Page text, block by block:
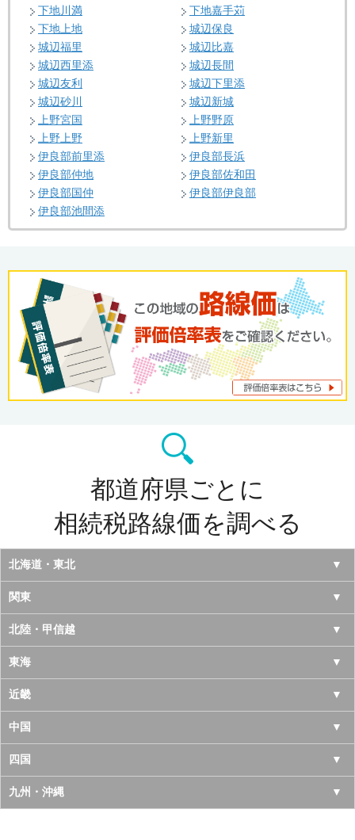
下地川満
下地嘉手苅
下地上地
城辺保良
城辺福里
城辺比嘉
城辺西里添
城辺長間
城辺友利
城辺下里添
城辺砂川
城辺新城
上野宮国
上野野原
上野上野
上野新里
伊良部前里添
伊良部長浜
伊良部仲地
伊良部佐和田
伊良部国仲
伊良部伊良部
伊良部池間添
都道府県ごとに
相続税路線価を調べる
北海道・東北
北海道
青森県
岩手県
宮城県
秋田県
山形県
福島県
関東
東京都
神奈川県
千葉県
埼玉県
茨城県
栃木県
北陸・甲信越
山梨県
長野県
新潟県
富山県
石川県
東海
愛知県
岐阜県
三重県
静岡県
近畿
大阪府
京都府
兵庫県
中国
鳥取県
島根県
四国
徳島県
九州・沖縄